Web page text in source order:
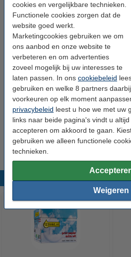
cookies en vergelijkbare technieken.
Functionele cookies zorgen dat de
website goed werkt.
Marketingcookies gebruiken we om
ons aanbod en onze website te
verbeteren en om advertenties
zoveel mogelijk bij uw interesses te
laten passen. In ons cookiebeleid
gebruiken en welke 8 partners
voorkeuren op elk moment
privacybeleid leest u hoe we met uw
links naar beide pagina's vindt u
accepteren om akkoord te gaan.
gebruiken we alleen functionele
technieken.
Weigeren
Merk: 123inkt
070133
Nummer: 5092C002
Tip: papier meebestellen
123inkt kopieerpapier 1
80 grams FSC® Mix Credit
€ 33,50
Tip
Wij adviseren u deze toner (het 123inkt
Canon-uitvoering.